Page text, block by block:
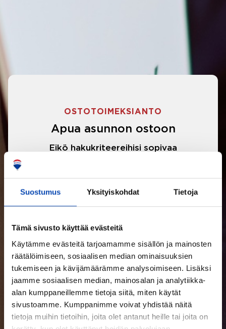
Suostumus Yksityiskohdat Tietoja
Tämä sivusto käyttää evästeitä
Käytämme evästeitä tarjoamamme sisällön ja mainosten
räätälöimiseen, sosiaalisen median ominaisuuksien
tukemiseen ja kävijämäärämme analysoimiseen. Lisäksi
jaamme sosiaalisen median, mainosalan ja analytiikka-
alan kumppaneillemme tietoja siitä, miten käytät
sivustoamme. Kumppanimme voivat yhdistää näitä
tietoja muihin tietoihin, joita olet antanut heille tai joita on
OSTOTOIMEKSIANTO
Apua asunnon ostoon
Eikö hakukriteereihisi sopivaa
LUE LISÄÄ